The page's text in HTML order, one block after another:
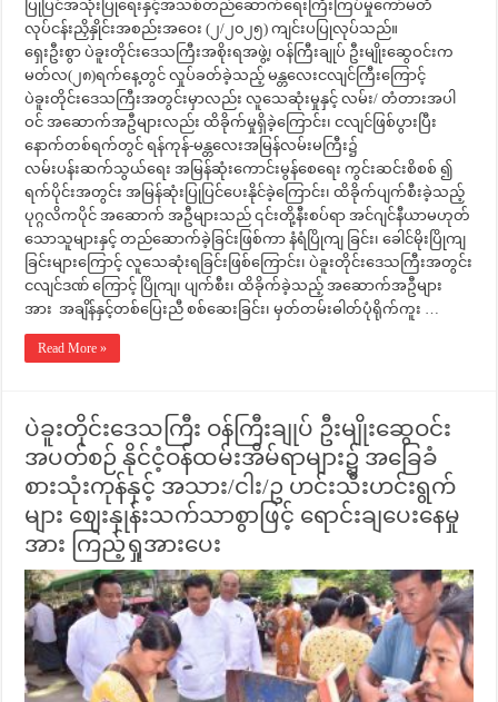
ပြုပြင်အသုံးပြုရေးနှင့်အသစ်တည်ဆောက်ရေးကြီးကြပ်မှုကော်မတီ
လုပ်ငန်းညှိနှိုင်းအစည်းအဝေး (၂/၂၀၂၅) ကျင်းပပြုလုပ်သည်။
ရှေးဦးစွာ ပဲခူးတိုင်းဒေသကြီးအစိုးရအဖွဲ့၊ ဝန်ကြီးချုပ် ဦးမျိုးဆွေဝင်းက
မတ်လ(၂၈)ရက်နေ့တွင် လှုပ်ခတ်ခဲ့သည့် မန္တလေးငလျင်ကြီးကြောင့်
ပဲခူးတိုင်းဒေသကြီးအတွင်းမှာလည်း လူသေဆုံးမှုနှင့် လမ်း/ တံတားအပါ
ဝင် အဆောက်အဦများလည်း ထိခိုက်မှုရှိခဲ့ကြောင်း၊ ငလျင်ဖြစ်ပွားပြီး
နောက်တစ်ရက်တွင် ရန်ကုန်-မန္တလေးအမြန်လမ်းမကြီး၌
လမ်းပန်းဆက်သွယ်ရေး အမြန်ဆုံးကောင်းမွန်စေရေး ကွင်းဆင်းစိစစ် ၍
ရက်ပိုင်းအတွင်း အမြန်ဆုံးပြုပြင်ပေးနိုင်ခဲ့ကြောင်း၊ ထိခိုက်ပျက်စီးခဲ့သည့်
ပုဂ္ဂလိကပိုင် အဆောက် အဦများသည် ၎င်းတို့နီးစပ်ရာ အင်ဂျင်နီယာမဟုတ်
သောသူများနှင့် တည်ဆောက်ခဲ့ခြင်းဖြစ်ကာ နံရံပြိုကျ ခြင်း၊ ခေါင်မိုးပြိုကျ
ခြင်းများကြောင့် လူသေဆုံးရခြင်းဖြစ်ကြောင်း၊ ပဲခူးတိုင်းဒေသကြီးအတွင်း
ငလျင်ဒဏ် ကြောင့် ပြိုကျ၊ ပျက်စီး၊ ထိခိုက်ခဲ့သည့် အဆောက်အဦများ
အား အချိန်နှင့်တစ်ပြေးညီ စစ်ဆေးခြင်း၊ မှတ်တမ်းဓါတ်ပုံရိုက်ကူး …
Read More »
ပဲခူးတိုင်းဒေသကြီး ဝန်ကြီးချုပ် ဦးမျိုးဆွေဝင်း
အပတ်စဉ် နိုင်ငံ့ဝန်ထမ်းအိမ်ရာများ၌ အခြေခံ
စားသုံးကုန်နှင့် အသား/ငါး/ဥ ဟင်းသီးဟင်းရွက်
များ ဈေးနှုန်းသက်သာစွာဖြင့် ရောင်းချပေးနေမှု
အား ကြည့်ရှုအားပေး